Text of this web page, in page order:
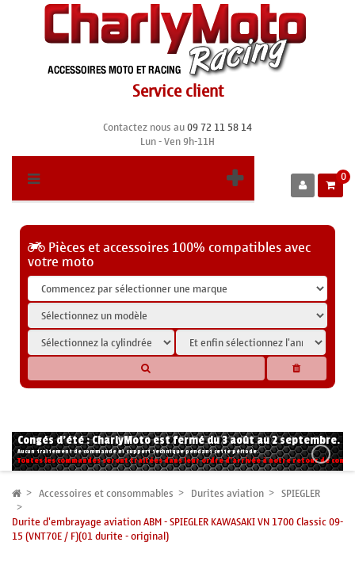
Service client
Contactez nous au09 72 11 58 14
Lun - Ven 9h-11H
0
Pièces et accessoires 100% compatibles avec
votre moto
Congés d'été : CharlyMoto est fermé du 3 août au 2 septembre.
Aucun traitement de commande ni support technique pendant cette période.
Toutes les commandes seront traitées dans leur ordre d'arrivée à notre retour de
Accessoires et consommables Durites aviation
SPIEGLER
Durite d'embrayage aviation ABM - SPIEGLER KAWASAKI VN 1700 Classic 09-
15 (VNT70E / F)(01 durite - original)